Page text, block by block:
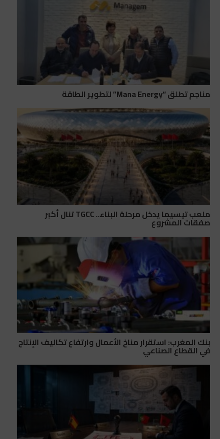
مناجم تطلق “Mana Energy” لتطوير الطاقة
ملعب تيسيما يدخل مرحلة البناء.. TGCC تنال أكبر
صفقات المشروع
بنك المغرب: استقرار مناخ الأعمال وارتفاع تكاليف الإنتاج
في القطاع الصناعي